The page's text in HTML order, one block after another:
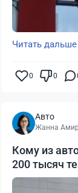
Читать
0 0
Авто
Жанна
Кому из
200 тысяч